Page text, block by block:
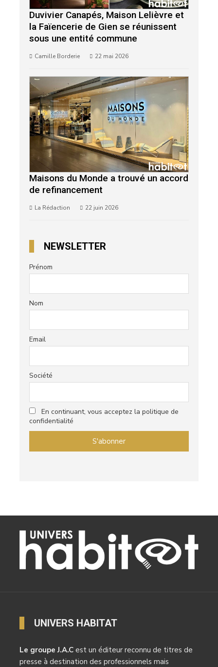
Duvivier Canapés, Maison Lelièvre et
la Faïencerie de Gien se réunissent
sous une entité commune
Camille Borderie 22 mai 2026
Maisons du Monde a trouvé un accord
de refinancement
La Rédaction 22 juin 2026
NEWSLETTER
Prénom
Nom
Email
Société
En continuant, vous acceptez la politique de
confidentialité
UNIVERS HABITAT
Le groupe J.A.C est un éditeur reconnu de titres de
presse à destination des professionnels mais